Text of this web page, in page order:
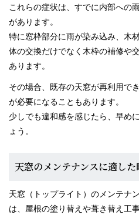
これらの症状は、すでに内部への
があります。
特に窓枠部分に雨が染み込み、木
体の交換だけでなく木枠の補修や
あります。
その場合、既存の天窓が再利用で
が必要になることもあります。
少しでも違和感を感じたら、早め
ょう。
天窓のメンテナンスに適した
天窓（トップライト）のメンテナ
は、屋根の塗り替えや葺き替え工